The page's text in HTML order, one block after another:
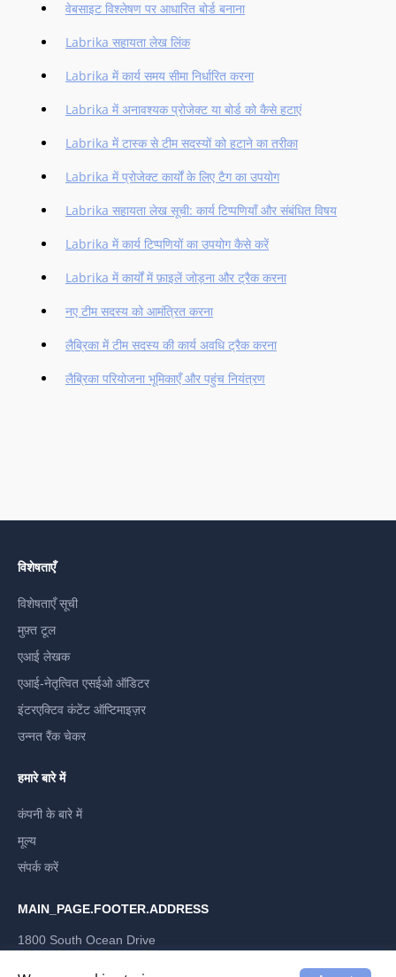
वेबसाइट विश्लेषण पर आधारित बोर्ड बनाना
Labrika सहायता लेख लिंक
Labrika में कार्य समय सीमा निर्धारित करना
Labrika में अनावश्यक प्रोजेक्ट या बोर्ड को कैसे हटाएं
Labrika में टास्क से टीम सदस्यों को हटाने का तरीका
Labrika में प्रोजेक्ट कार्यों के लिए टैग का उपयोग
Labrika सहायता लेख सूची: कार्य टिप्पणियाँ और संबंधित विषय
Labrika में कार्य टिप्पणियों का उपयोग कैसे करें
Labrika में कार्यों में फ़ाइलें जोड़ना और ट्रैक करना
नए टीम सदस्य को आमंत्रित करना
लैब्रिका में टीम सदस्य की कार्य अवधि ट्रैक करना
लैब्रिका परियोजना भूमिकाएँ और पहुंच नियंत्रण
विशेषताएँ
विशेषताएँ सूची
मुफ़्त टूल
एआई लेखक
एआई-नेतृत्वित एसईओ ऑडिटर
इंटरएक्टिव कंटेंट ऑप्टिमाइज़र
उन्नत रैंक चेकर
हमारे बारे में
कंपनी के बारे में
मूल्य
संपर्क करें
MAIN_PAGE.FOOTER.ADDRESS
1800 South Ocean Drive
LABRIKA INC